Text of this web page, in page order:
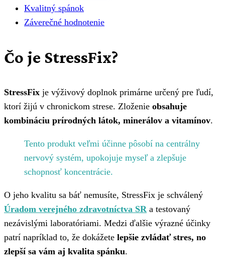
Kvalitný spánok
Záverečné hodnotenie
Čo je StressFix?
StressFix je výživový doplnok primárne určený pre ľudí,
ktorí žijú v chronickom strese. Zloženie obsahuje
kombináciu prírodných látok, minerálov a vitamínov.
Tento produkt veľmi účinne pôsobí na centrálny
nervový systém, upokojuje myseľ a zlepšuje
schopnosť koncentrácie.
O jeho kvalitu sa báť nemusíte, StressFix je schválený
Úradom verejného zdravotníctva SR a testovaný
nezávislými laboratóriami. Medzi ďalšie výrazné účinky
patrí napríklad to, že dokážete lepšie zvládať stres, no
zlepší sa vám aj kvalita spánku.